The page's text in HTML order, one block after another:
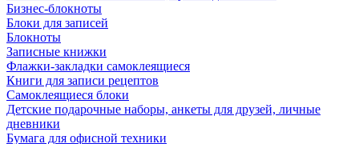
Бизнес-блокноты
Блоки для записей
Блокноты
Записные книжки
Флажки-закладки самоклеящиеся
Книги для записи рецептов
Самоклеящиеся блоки
Детские подарочные наборы, анкеты для друзей, личные
дневники
Бумага для офисной техники